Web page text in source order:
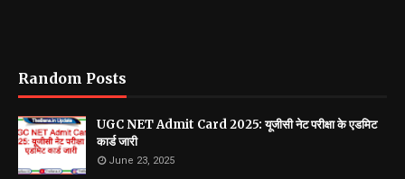
Random Posts
UGC NET Admit Card 2025: यूजीसी नेट परीक्षा के एडमिट
कार्ड जारी
June 23, 2025